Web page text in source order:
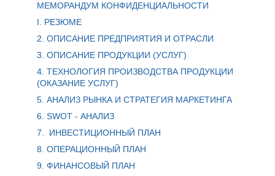
МЕМОРАНДУМ КОНФИДЕНЦИАЛЬНОСТИ
I. РЕЗЮМЕ
2. ОПИСАНИЕ ПРЕДПРИЯТИЯ И ОТРАСЛИ
3. ОПИСАНИЕ ПРОДУКЦИИ (УСЛУГ)
4. ТЕХНОЛОГИЯ ПРОИЗВОДСТВА ПРОДУКЦИИ
(ОКАЗАНИЕ УСЛУГ)
5. АНАЛИЗ РЫНКА И СТРАТЕГИЯ МАРКЕТИНГА
6. SWOT - АНАЛИЗ
7. ИНВЕСТИЦИОННЫЙ ПЛАН
8. ОПЕРАЦИОННЫЙ ПЛАН
9. ФИНАНСОВЫЙ ПЛАН